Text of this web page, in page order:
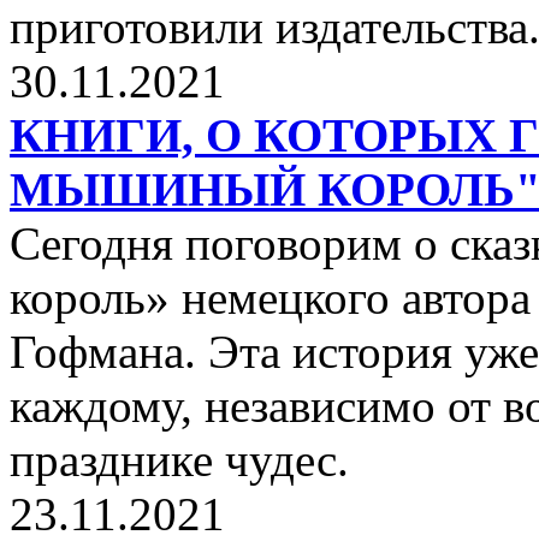
приготовили издательства.
30.11.2021
КНИГИ, О КОТОРЫХ
МЫШИНЫЙ
Сегодня поговорим о
король» немецкого
Гофмана. Эта история
каждому, независимо от
празднике чудес.
23.11.2021